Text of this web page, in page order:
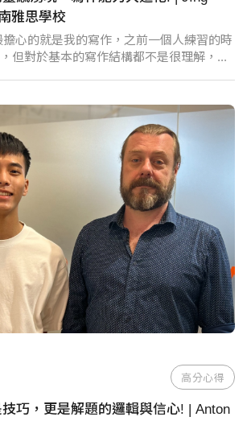
雅思學校
心的就是我的寫作，之前一個人練習的時
但對於基本的寫作結構都不是很理解，...
高分心得
巧，更是解題的邏輯與信心! | Anton